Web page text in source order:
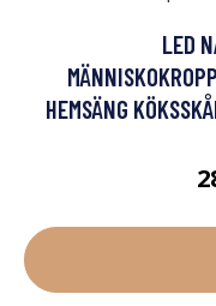
LED
HEMSÄNG